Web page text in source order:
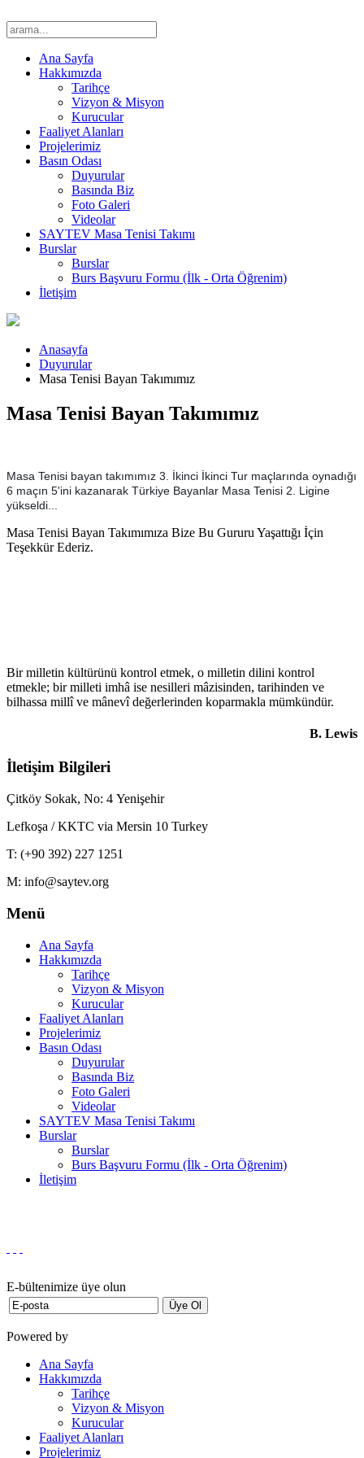
Ana Sayfa
Hakkımızda
Tarihçe
Vizyon & Misyon
Kurucular
Faaliyet Alanları
Projelerimiz
Basın Odası
Duyurular
Basında Biz
Foto Galeri
Videolar
SAYTEV Masa Tenisi Takımı
Burslar
Burslar
Burs Başvuru Formu (İlk - Orta Öğrenim)
İletişim
Anasayfa
Duyurular
Masa Tenisi Bayan Takımımız
Masa Tenisi Bayan Takımımız
Masa Tenisi bayan takımımız 3. İkinci İkinci Tur maçlarında oynadığı
6 maçın 5'ini kazanarak Türkiye Bayanlar Masa Tenisi 2. Ligine
yükseldi...
Masa Tenisi Bayan Takımımıza Bize Bu Gururu Yaşattığı İçin
Teşekkür Ederiz.
Bir milletin kültürünü kontrol etmek, o milletin dilini kontrol
etmekle; bir milleti imhâ ise nesilleri mâzisinden, tarihinden ve
bilhassa millî ve mânevî değerlerinden koparmakla mümkündür.
B. Lewis
İletişim Bilgileri
Çitköy Sokak, No: 4 Yenişehir
Lefkoşa / KKTC via Mersin 10 Turkey
T: (+90 392) 227 1251
M: info@saytev.org
Menü
Ana Sayfa
Hakkımızda
Tarihçe
Vizyon & Misyon
Kurucular
Faaliyet Alanları
Projelerimiz
Basın Odası
Duyurular
Basında Biz
Foto Galeri
Videolar
SAYTEV Masa Tenisi Takımı
Burslar
Burslar
Burs Başvuru Formu (İlk - Orta Öğrenim)
İletişim
E-bültenimize üye olun
Powered by
Ana Sayfa
Hakkımızda
Tarihçe
Vizyon & Misyon
Kurucular
Faaliyet Alanları
Projelerimiz